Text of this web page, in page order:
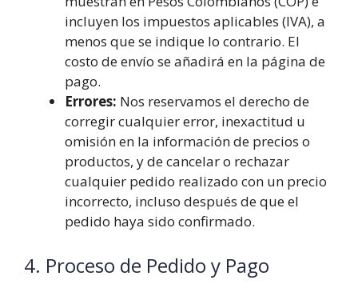
incluyen los impuestos aplicables (IVA), a
menos que se indique lo contrario. El
costo de envío se añadirá en la página de
pago.
Errores: Nos reservamos el derecho de
corregir cualquier error, inexactitud u
omisión en la información de precios o
productos, y de cancelar o rechazar
cualquier pedido realizado con un precio
incorrecto, incluso después de que el
pedido haya sido confirmado.
4. Proceso de Pedido y Pago